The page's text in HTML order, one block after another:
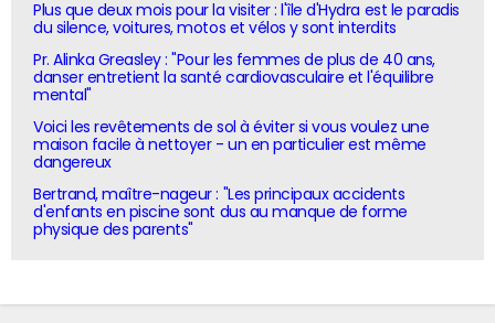
Plus que deux mois pour la visiter : l'île d'Hydra est le paradis
du silence, voitures, motos et vélos y sont interdits
Pr. Alinka Greasley : "Pour les femmes de plus de 40 ans,
danser entretient la santé cardiovasculaire et l'équilibre
mental"
Voici les revêtements de sol à éviter si vous voulez une
maison facile à nettoyer - un en particulier est même
dangereux
Bertrand, maître-nageur : "Les principaux accidents
d'enfants en piscine sont dus au manque de forme
physique des parents"